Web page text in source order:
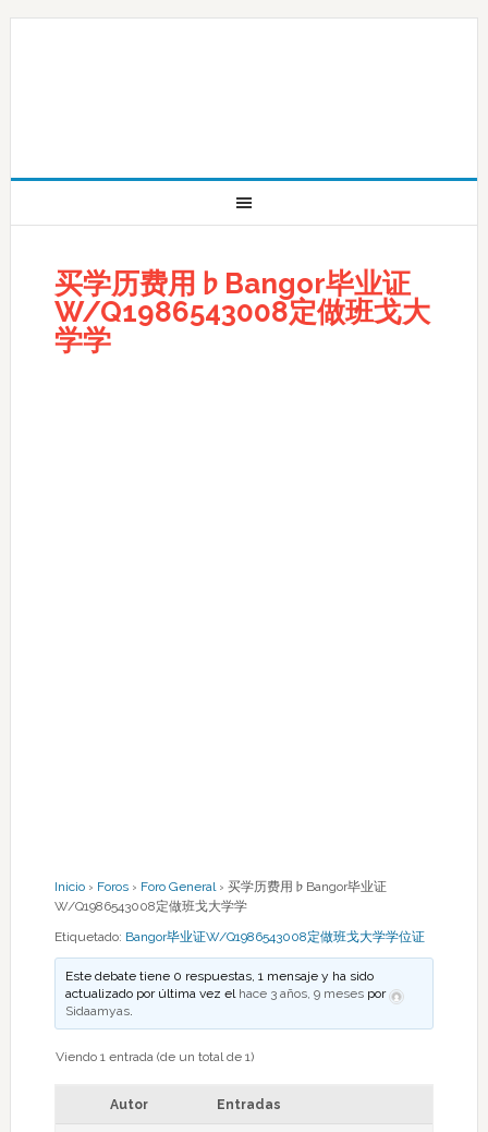
买学历费用♭Bangor毕业证
W/Q1986543008定做班戈大
学学
Inicio › Foros › Foro General › 买学历费用♭Bangor毕业证
W/Q1986543008定做班戈大学学
Etiquetado: Bangor毕业证W/Q1986543008定做班戈大学学位证
Este debate tiene 0 respuestas, 1 mensaje y ha sido
actualizado por última vez el hace 3 años, 9 meses por
Sidaamyas.
Viendo 1 entrada (de un total de 1)
Autor Entradas